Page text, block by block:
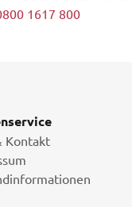
1617 800
Kontakt